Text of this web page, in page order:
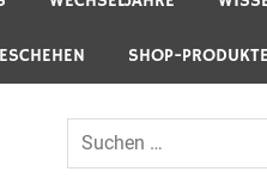
SHOP-PRODUKTE